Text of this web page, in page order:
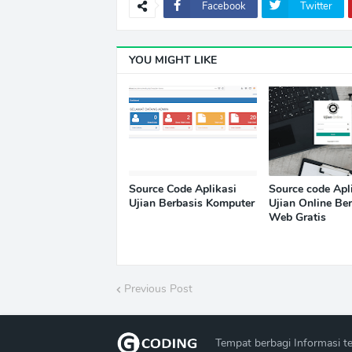
Facebook Twitter
YOU MIGHT LIKE
Source Code Aplikasi
Ujian Berbasis Komputer
Source code
Ujian Online
Web Gratis
Previous Post
Tempat berbagi Informasi